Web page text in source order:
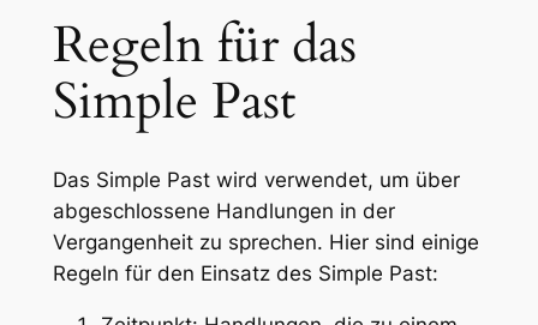
Regeln für das
Simple Past
Das Simple Past wird verwendet, um über
abgeschlossene Handlungen in der
Vergangenheit zu sprechen. Hier sind einige
Regeln für den Einsatz des Simple Past: